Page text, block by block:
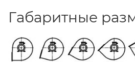
Габаритные